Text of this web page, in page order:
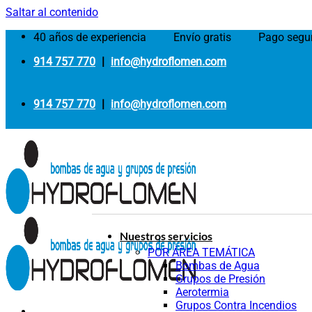
Saltar al contenido
40 años de experiencia
Envío gratis
Pago
914 757 770
info@hydroflomen.com
914 757 770 info@hydroflomen.com
Nuestros servicios
POR ÁREA TEMÁTICA
Bombas de Agua
Grupos de Presión
Aerotermia
Grupos Contra Incendios